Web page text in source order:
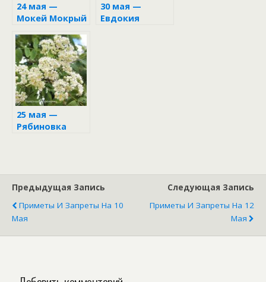
24 мая —
Мокей Мокрый
30 мая —
Евдокия
25 мая —
Рябиновка
Предыдущая Запись
Приметы И Запреты На 10
Мая
Следующая Запись
Приметы И Запреты На 12
Мая